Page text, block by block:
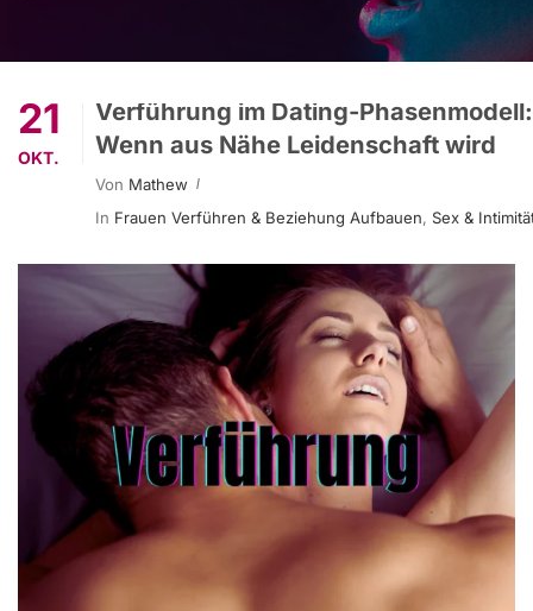
21
OKT.
Verführung im Dating-Phasenmodell:
Wenn aus Nähe Leidenschaft wird
Von Mathew
In Frauen Verführen & Beziehung Aufbauen, Sex &